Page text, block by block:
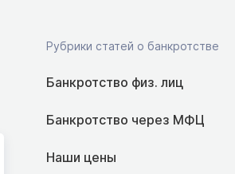
Рубрики статей о банкротстве
Банкротство физ. лиц
Банкротство через МФЦ
Наши цены